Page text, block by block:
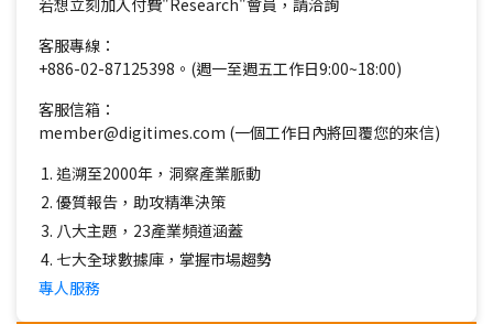
若想立刻加入付費"Research"會員，請洽詢
客服專線：
+886-02-87125398。(週一至週五工作日9:00~18:00)
客服信箱：
member@digitimes.com (一個工作日內將回覆您的來信)
追溯至2000年，洞察產業脈動
優質報告，助攻精準決策
八大主題，23產業頻道涵蓋
七大全球數據庫，掌握市場趨勢
專人服務